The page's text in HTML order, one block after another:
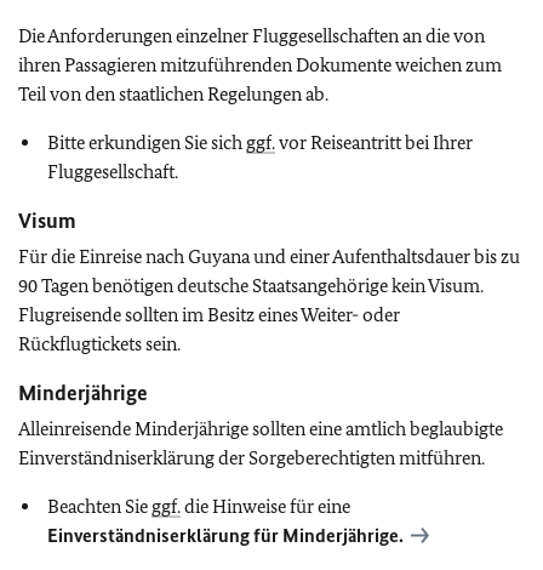
Die Anforderungen einzelner Fluggesellschaften an die von
ihren Passagieren mitzuführenden Dokumente weichen zum
Teil von den staatlichen Regelungen ab.
Bitte erkundigen Sie sich ggf.vor Reiseantritt bei Ihrer
Fluggesellschaft.
Visum
Für die Einreise nach Guyana und einer Aufenthaltsdauer bis zu
90 Tagen benötigen deutsche Staatsangehörige kein Visum.
Flugreisende sollten im Besitz eines Weiter- oder
Rückflugtickets sein.
Minderjährige
Alleinreisende Minderjährige sollten eine amtlich beglaubigte
Einverständniserklärung der Sorgeberechtigten mitführen.
Beachten Sie ggf.die Hinweise für eine
Einverständniserklärung für Minderjährige.